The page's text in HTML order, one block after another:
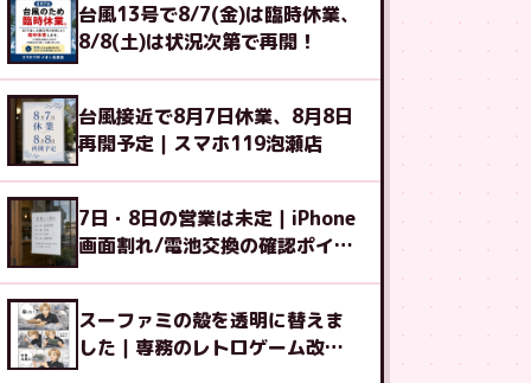
台風13号で8/7(金)は臨時休業、
8/8(土)は状況次第で再開！
台風接近で8月7日休業、8月8日
再開予定｜スマホ119泡瀬店
7日・8日の営業は未定｜iPhone
画面割れ/電池交換の確認ポイン
スーファミの殻を透明に替えま
した｜専務のレトロゲーム改造